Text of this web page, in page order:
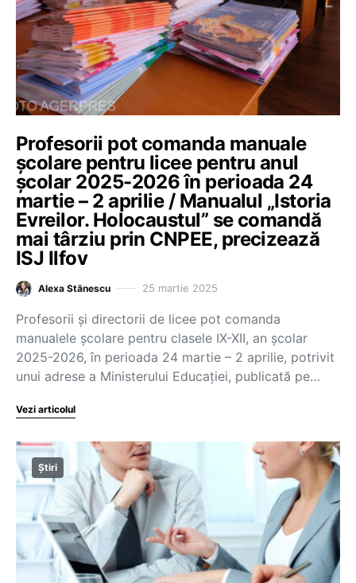
Profesorii pot comanda manuale
școlare pentru licee pentru anul
școlar 2025-2026 în perioada 24
martie – 2 aprilie / Manualul „Istoria
Evreilor. Holocaustul” se comandă
mai târziu prin CNPEE, precizează
ISJ Ilfov
Alexa Stănescu 25 martie 2025
Profesorii și directorii de licee pot comanda
manualele școlare pentru clasele IX-XII, an școlar
2025-2026, în perioada 24 martie – 2 aprilie, potrivit
unui adrese a Ministerului Educației, publicată pe…
Vezi articolul
Știri